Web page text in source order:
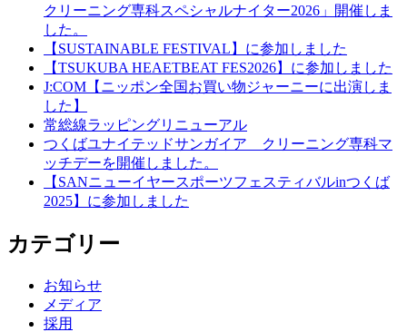
クリーニング専科スペシャルナイター2026」開催しま
した。
【SUSTAINABLE FESTIVAL】に参加しました
【TSUKUBA HEAETBEAT FES2026】に参加しました
J:COM【ニッポン全国お買い物ジャーニーに出演しま
した】
常総線ラッピングリニューアル
つくばユナイテッドサンガイア クリーニング専科マ
ッチデーを開催しました。
【SANニューイヤースポーツフェスティバルinつくば
2025】に参加しました
カテゴリー
お知らせ
メディア
採用